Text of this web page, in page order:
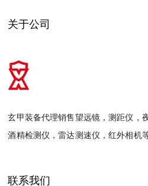
关于公司
玄甲装备代理销售望远镜，测距仪，
酒精检测仪，雷达测速仪，红外相机
联系我们